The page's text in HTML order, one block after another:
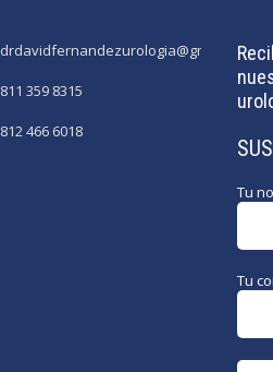
drdavidfernandezurologia@gmail.com
811 359 8315
812 466 6018
Tu
Tu